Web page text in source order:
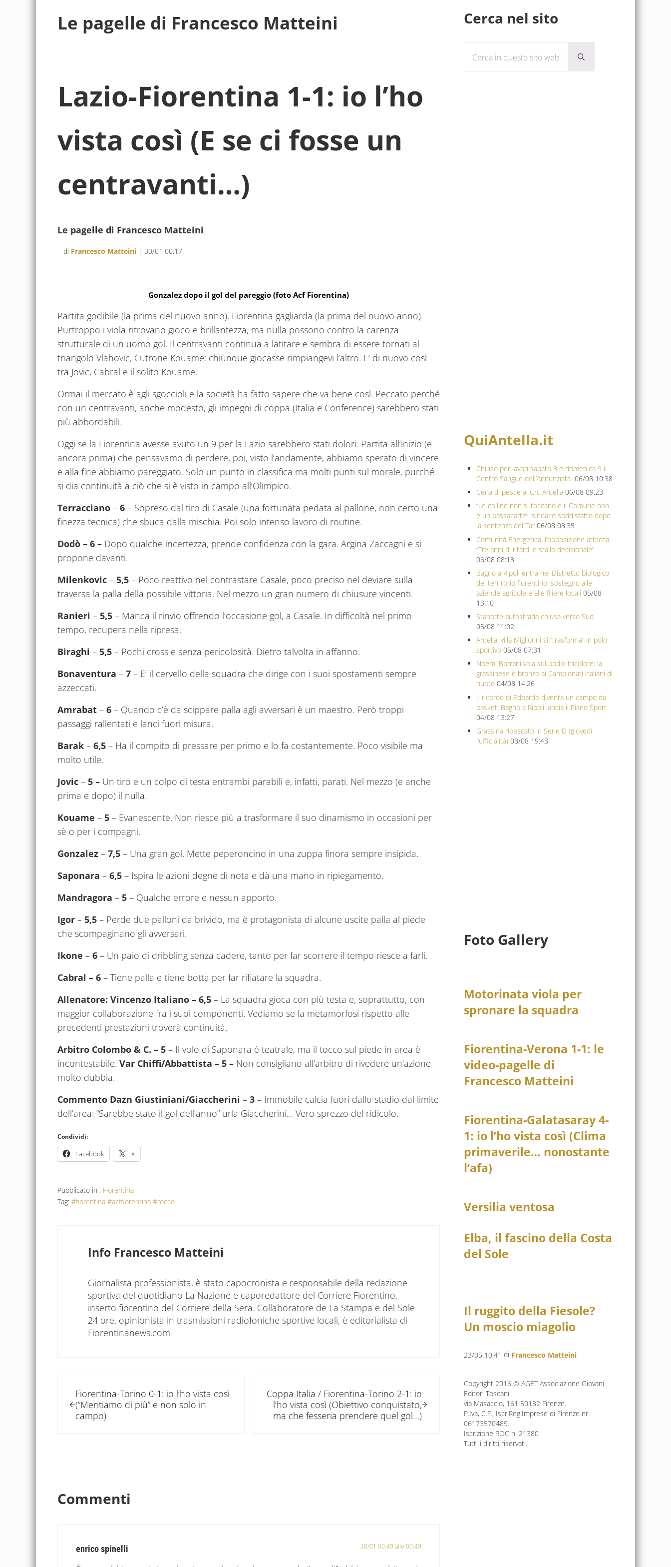
Le pagelle di Francesco Matteini
Lazio-Fiorentina 1-1: io l’ho
vista così (E se ci fosse un
centravanti…)
Le pagelle di Francesco Matteini
di Francesco Matteini | 30/01 00:17
Gonzalez dopo il gol del pareggio (foto Acf Fiorentina)
Partita godibile (la prima del nuovo anno), Fiorentina gagliarda (la prima del nuovo anno).
Purtroppo i viola ritrovano gioco e brillantezza, ma nulla possono contro la carenza
strutturale di un uomo gol. Il centravanti continua a latitare e sembra di essere tornati al
triangolo Vlahovic, Cutrone Kouame: chiunque giocasse rimpiangevi l’altro. E’ di nuovo così
tra Jovic, Cabral e il solito Kouame.
Ormai il mercato è agli sgoccioli e la società ha fatto sapere che va bene così. Peccato perché
con un centravanti, anche modesto, gli impegni di coppa (Italia e Conference) sarebbero stati
più abbordabili.
Oggi se la Fiorentina avesse avuto un 9 per la Lazio sarebbero stati dolori. Partita all’inizio (e
ancora prima) che pensavamo di perdere, poi, visto l’andamente, abbiamo sperato di vincere
e alla fine abbiamo pareggiato. Solo un punto in classifica ma molti punti sul morale, purché
si dia continuità a ciò che si è visto in campo all’Olimpico.
Terracciano – 6– Sopreso dal tiro di Casale (una fortunata pedata al pallone, non certo una
finezza tecnica) che sbuca dalla mischia. Poi solo intenso lavoro di routine.
Dodò – 6 –Dopo qualche incertezza, prende confidenza con la gara. Argina Zaccagni e si
propone davanti.
Milenkovic– 5,5 – Poco reattivo nel contrastare Casale, poco preciso nel deviare sulla
traversa la palla della possibile vittoria. Nel mezzo un gran numero di chiusure vincenti.
Ranieri – 5,5 – Manca il rinvio offrendo l’occasione gol, a Casale. In difficoltà nel primo
tempo, recupera nella ripresa.
Biraghi – 5,5 – Pochi cross e senza pericolosità. Dietro talvolta in affanno.
Bonaventura – 7 – E’ il cervello della squadra che dirige con i suoi spostamenti sempre
azzeccati.
Amrabat – 6 – Quando c’è da scippare palla agli avversari è un maestro. Però troppi
passaggi rallentati e lanci fuori misura.
Barak – 6,5 – Ha il compito di pressare per primo e lo fa costantemente. Poco visibile ma
molto utile.
Jovic –5 –Un tiro e un colpo di testa entrambi parabili e, infatti, parati. Nel mezzo (e anche
prima e dopo) il nulla.
Kouame – 5 – Evanescente. Non riesce più a trasformare il suo dinamismo in occasioni per
sè o per i compagni.
Gonzalez – 7,5 – Una gran gol. Mette peperoncino in una zuppa finora sempre insipida.
Saponara –6,5 – Ispira le azioni degne di nota e dà una mano in ripiegamento.
Mandragora – 5 – Qualche errore e nessun apporto.
Igor– 5,5 – Perde due palloni da brivido, ma è protagonista di alcune uscite palla al piede
che scompaginano gli avversari.
Ikone – 6– Un paio di dribbling senza cadere, tanto per far scorrere il tempo riesce a farli.
Cabral – 6 – Tiene palla e tiene botta per far rifiatare la squadra.
Allenatore: Vincenzo Italiano – 6,5– La squadra gioca con più testa e, soprattutto, con
maggior collaborazione fra i suoi componenti. Vediamo se la metamorfosi rispetto alle
precedenti prestazioni troverà continuità.
Arbitro Colombo & C. – 5 – Il volo di Saponara è teatrale, ma il tocco sul piede in area è
incontestabile. Var Chiffi/Abbattista – 5 – Non consigliano all’arbitro di rivedere un’azione
molto dubbia.
Commento Dazn Giustiniani/Giaccherini – 3 – Immobile calcia fuori dallo stadio dal limite
dell’area: “Sarebbe stato il gol dell’anno” urla Giaccherini… Vero sprezzo del ridicolo.
Condividi:
Facebook X
Pubblicato in : Fiorentina
Tag: #fiorentina #acffiorentina #rocco
Info Francesco Matteini
Giornalista professionista, è stato capocronista e responsabile della redazione
sportiva del quotidiano La Nazione e caporedattore del Corriere Fiorentino,
inserto fiorentino del Corriere della Sera. Collaboratore de La Stampa e del Sole
24 ore, opinionista in trasmissioni radiofoniche sportive locali, è editorialista di
Fiorentinanews.com
Fiorentina-Torino 0-1: io l’ho vista così
(“Meritiamo di più” e non solo in
campo)
Coppa Italia / Fiorentina-Torino 2-1: io
l’ho vista così (Obiettivo conquistato,
ma che fesseria prendere quel gol…)
Commenti
enrico spinelli 30/01 00:49 alle 00:49
Cerca nel sito
Submit search
QuiAntella.it
Chiuso per lavori sabato 8 e domenica 9 il
Centro Sangue dell’Annunziata 06/08 10:38
Cena di pesce al Crc Antella 06/08 09:23
“Le colline non si toccano e il Comune non
è un passacarte”: sindaco soddisfatto dopo
la sentenza del Tar 06/08 08:35
Comunità Energetica, l’opposizione attacca:
“Tre anni di ritardi e stallo decisionale”
06/08 08:13
Bagno a Ripoli entra nel Distretto biologico
del territorio fiorentino: sostegno alle
aziende agricole e alle filiere locali 05/08
13:10
Stanotte autostrada chiusa verso Sud
05/08 11:02
Antella, villa Migliorini si “trasforma” in polo
sportivo 05/08 07:31
Noemi Borrani vola sul podio tricolore: la
grassinese è bronzo ai Campionati Italiani di
nuoto 04/08 14:26
Il ricordo di Edoardo diventa un campo da
basket: Bagno a Ripoli lancia il Piano Sport
04/08 13:27
Grassina ripescato in Serie D (giovedì
l’ufficialità) 03/08 19:43
Foto Gallery
Motorinata viola per
spronare la squadra
Fiorentina-Verona 1-1: le
video-pagelle di
Francesco Matteini
Fiorentina-Galatasaray 4-
1: io l’ho vista così (Clima
primaverile… nonostante
l’afa)
Versilia ventosa
Elba, il fascino della Costa
del Sole
Il ruggito della Fiesole?
Un moscio miagolio
23/05 10:41 di Francesco Matteini
Copyright 2016 © AGET Associazione Giovani
Editori Toscani
via Masaccio, 161 50132 Firenze.
P.Iva, C.F., Iscr.Reg.Imprese di Firenze nr.
06173570489.
Iscrizione ROC n. 21380
Tutti i diritti riservati.